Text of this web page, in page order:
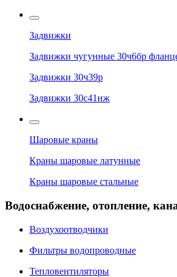
Задвижки
Задвижки чугунные 30ч6бр
Задвижки 30ч39р
Задвижки 30с41нж
Шаровые краны
Краны шаровые латунные
Краны шаровые стальные
Водоснабжение, отопление,
Воздухоотводчики
Фильтры водопроводные
Тепловентиляторы